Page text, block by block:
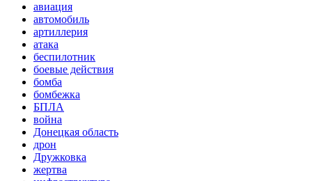
авиация
автомобиль
артиллерия
атака
беспилотник
боевые действия
бомба
бомбежка
БПЛА
война
Донецкая область
дрон
Дружковка
жертва